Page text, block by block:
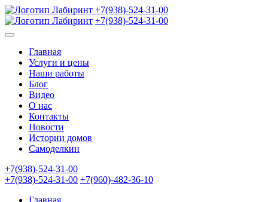
+7(938)-524-31-00
+7(938)-524-31-00
Главная
Услуги и цены
Наши работы
Блог
Видео
О нас
Контакты
Новости
Истории домов
Самоделкин
+7(938)-524-31-00
+7(938)-524-31-00 +7(960)-482-36-10
Главная